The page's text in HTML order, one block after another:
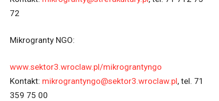
72
Mikrogranty NGO:
www.sektor3.wroclaw.pl/mikrograntyngo
Kontakt: mikrograntyngo@sektor3.wroclaw.pl, tel. 71
359 75 00